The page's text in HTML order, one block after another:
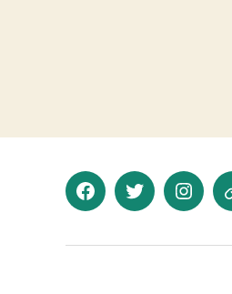
FacebookTwitter